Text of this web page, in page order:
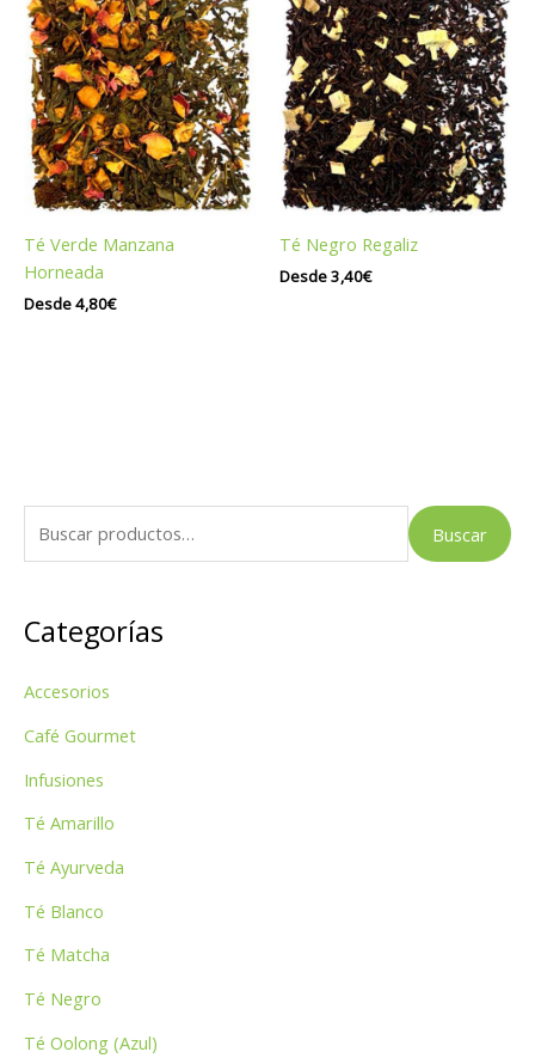
Té Verde Manzana
Horneada
Desde4,80€
Té Negro Regaliz
Desde3,40€
u
c
r
p
Buscar
Categorías
Accesorios
Café Gourmet
Infusiones
Té Amarillo
Té Ayurveda
Té Blanco
Té Matcha
Té Negro
Té Oolong (Azul)